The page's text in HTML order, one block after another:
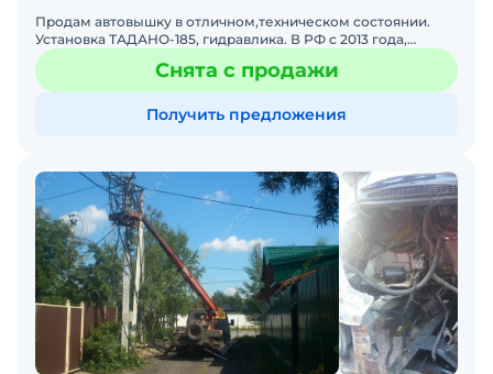
Продам автовышку в отличном,техническом состоянии.
Установка ТАДАНО-185, гидравлика. В РФ с 2013 года,
второй хозяин, была на фирме, лампочки меняла, провода,
н
Снята с продажи
Получить предложения